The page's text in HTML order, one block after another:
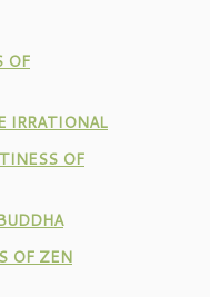
OF
IRRATIONAL
OF
OF ZEN